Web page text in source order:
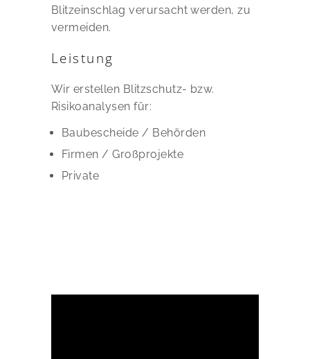
Blitzeinschlag verursacht werden, zu
vermeiden.
Leistung
Wir erstellen Blitzschutz- bzw.
Risikoanalysen für:
Baubescheide / Behörden
Firmen / Großprojekte
Private